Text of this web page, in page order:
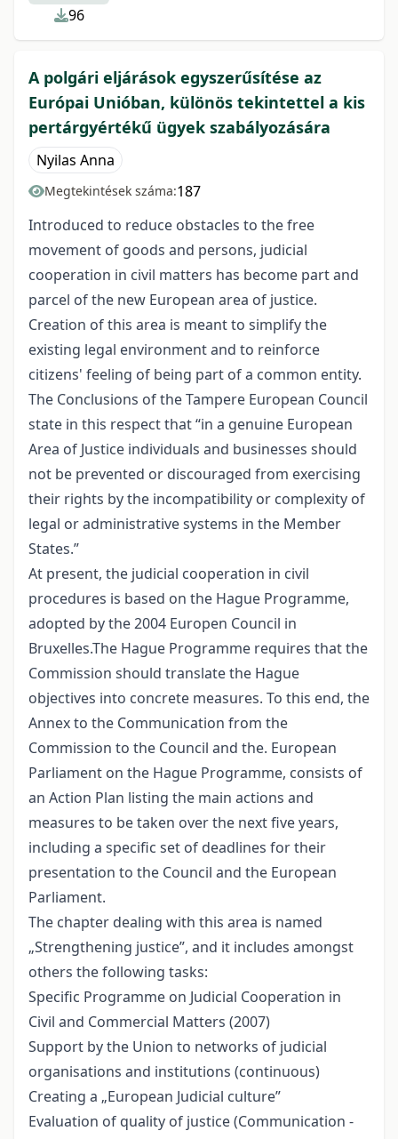
96
A polgári eljárások egyszerűsítése az
Európai Unióban, különös tekintettel a kis
pertárgyértékű ügyek szabályozására
Nyilas Anna
Megtekintések száma:187
Introduced to reduce obstacles to the free
movement of goods and persons, judicial
cooperation in civil matters has become part and
parcel of the new European area of justice.
Creation of this area is meant to simplify the
existing legal environment and to reinforce
citizens' feeling of being part of a common entity.
The Conclusions of the Tampere European Council
state in this respect that “in a genuine European
Area of Justice individuals and businesses should
not be prevented or discouraged from exercising
their rights by the incompatibility or complexity of
legal or administrative systems in the Member
States.”
At present, the judicial cooperation in civil
procedures is based on the Hague Programme,
adopted by the 2004 Europen Council in
Bruxelles.The Hague Programme requires that the
Commission should translate the Hague
objectives into concrete measures. To this end, the
Annex to the Communication from the
Commission to the Council and the. European
Parliament on the Hague Programme, consists of
an Action Plan listing the main actions and
measures to be taken over the next five years,
including a specific set of deadlines for their
presentation to the Council and the European
Parliament.
The chapter dealing with this area is named
„Strengthening justice”, and it includes amongst
others the following tasks:
Specific Programme on Judicial Cooperation in
Civil and Commercial Matters (2007)
Support by the Union to networks of judicial
organisations and institutions (continuous)
Creating a „European Judicial culture”
Evaluation of quality of justice (Communication -